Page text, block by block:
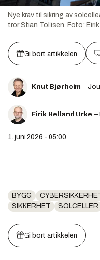
Nye krav til sikring av
tror Stian Tollisen. Foto:
Gi bort artikkelen
Knut Bjørheim –
Eirik Helland Urke –
1. juni 2026 - 05:00
BYGG
SIKKERHET
SOLCELLER
Gi bort artikkelen